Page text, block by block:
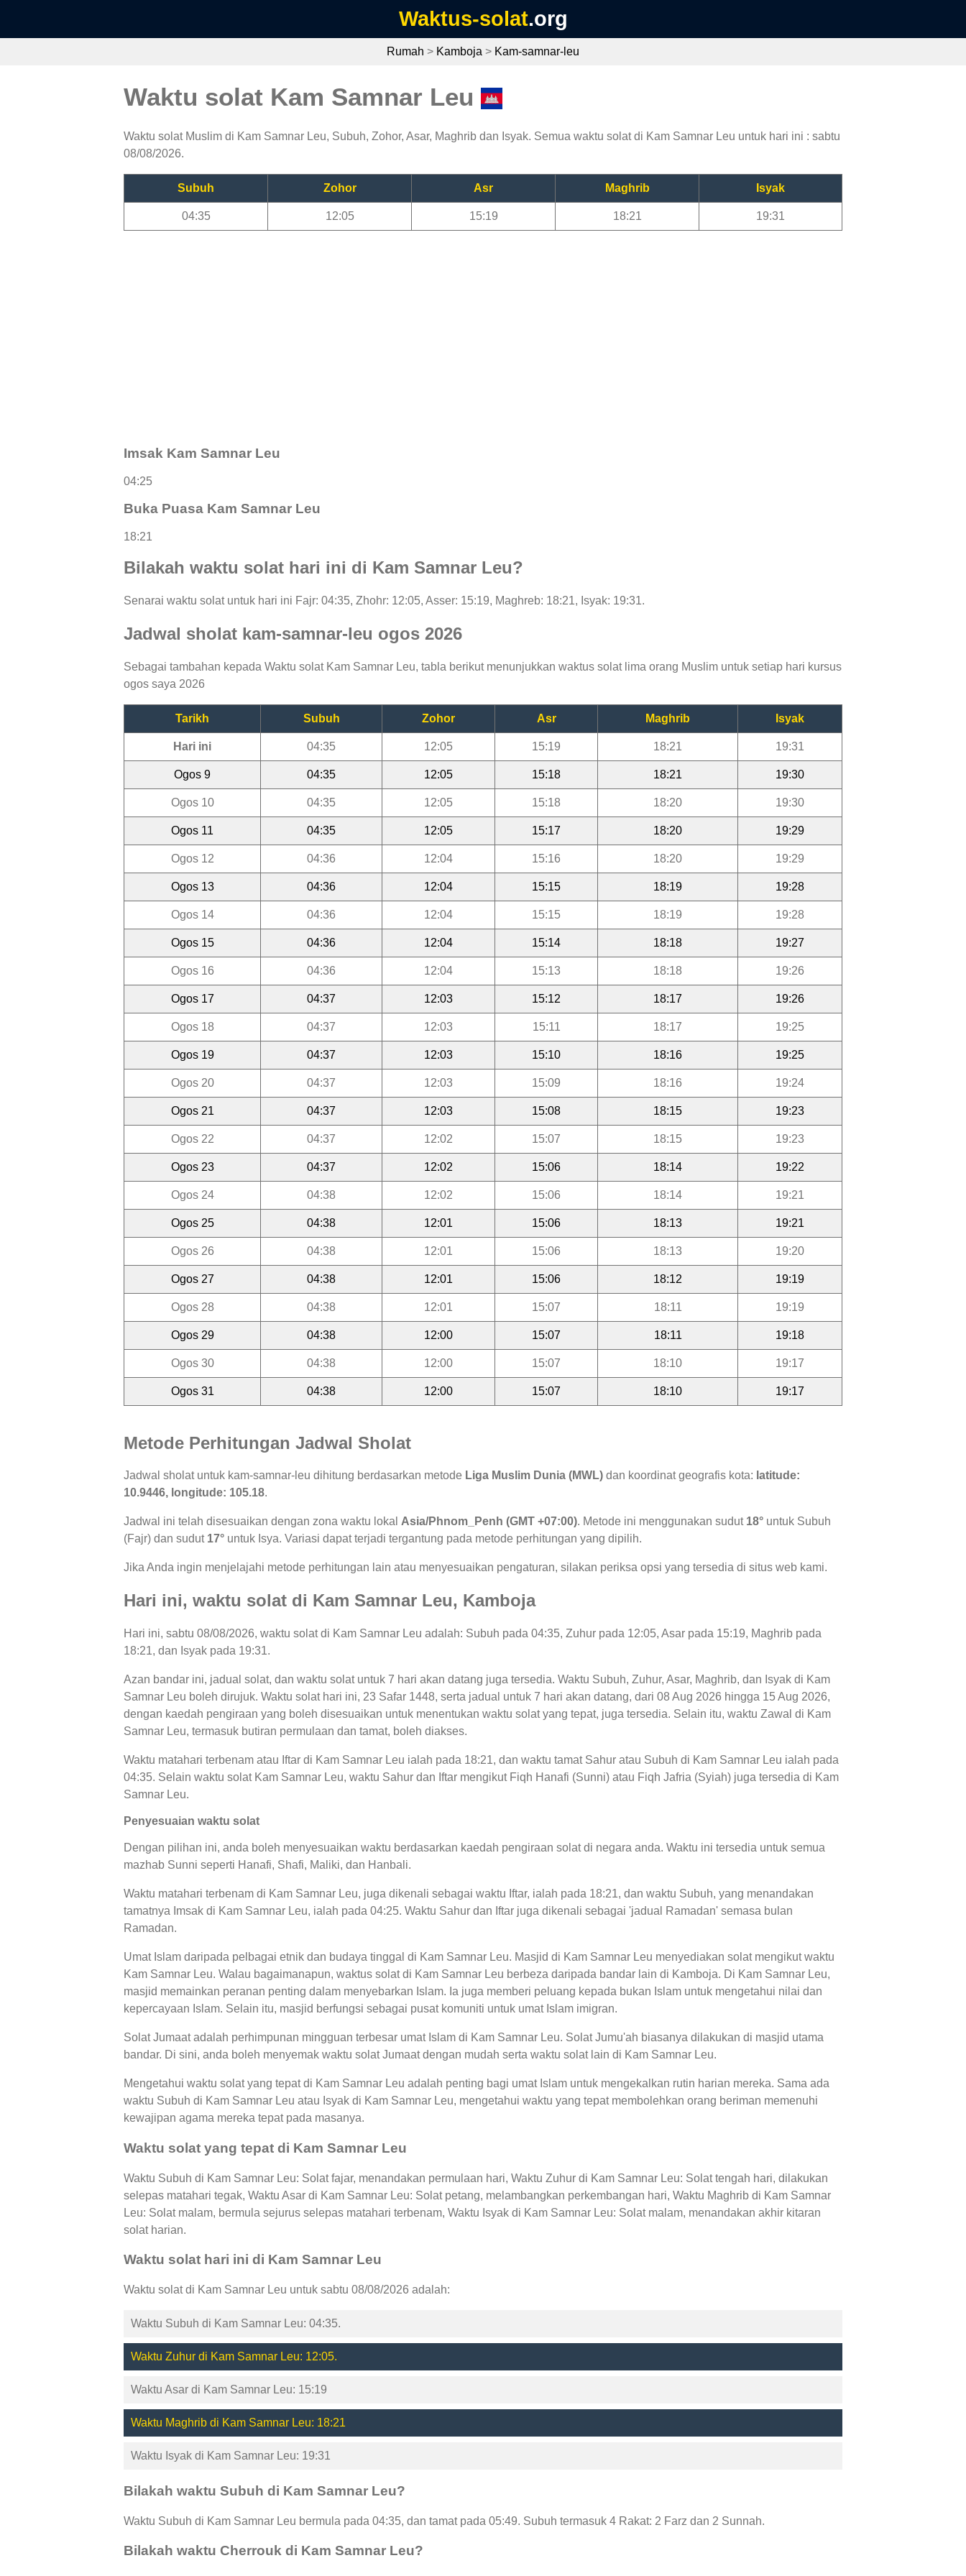
Waktus-solat.org
Rumah > Kamboja > Kam-samnar-leu
Waktu solat Kam Samnar Leu
Waktu solat Muslim di Kam Samnar Leu, Subuh, Zohor, Asar, Maghrib dan Isyak. Semua waktu solat di Kam Samnar Leu untuk hari ini : sabtu
08/08/2026.
Subuh Zohor Asr Maghrib Isyak
04:35 12:05 15:19 18:21 19:31
Imsak Kam Samnar Leu
04:25
Buka Puasa Kam Samnar Leu
18:21
Bilakah waktu solat hari ini di Kam Samnar Leu?
Senarai waktu solat untuk hari ini Fajr: 04:35, Zhohr: 12:05, Asser: 15:19, Maghreb: 18:21, Isyak: 19:31.
Jadwal sholat kam-samnar-leu ogos 2026
Sebagai tambahan kepada Waktu solat Kam Samnar Leu, tabla berikut menunjukkan waktus solat lima orang Muslim untuk setiap hari kursus
ogos saya 2026
Tarikh Subuh Zohor Asr Maghrib Isyak
Hari ini 04:35 12:05 15:19 18:21 19:31
Ogos 9 04:35 12:05 15:18 18:21 19:30
Ogos 10 04:35 12:05 15:18 18:20 19:30
Ogos 11 04:35 12:05 15:17 18:20 19:29
Ogos 12 04:36 12:04 15:16 18:20 19:29
Ogos 13 04:36 12:04 15:15 18:19 19:28
Ogos 14 04:36 12:04 15:15 18:19 19:28
Ogos 15 04:36 12:04 15:14 18:18 19:27
Ogos 16 04:36 12:04 15:13 18:18 19:26
Ogos 17 04:37 12:03 15:12 18:17 19:26
Ogos 18 04:37 12:03 15:11 18:17 19:25
Ogos 19 04:37 12:03 15:10 18:16 19:25
Ogos 20 04:37 12:03 15:09 18:16 19:24
Ogos 21 04:37 12:03 15:08 18:15 19:23
Ogos 22 04:37 12:02 15:07 18:15 19:23
Ogos 23 04:37 12:02 15:06 18:14 19:22
Ogos 24 04:38 12:02 15:06 18:14 19:21
Ogos 25 04:38 12:01 15:06 18:13 19:21
Ogos 26 04:38 12:01 15:06 18:13 19:20
Ogos 27 04:38 12:01 15:06 18:12 19:19
Ogos 28 04:38 12:01 15:07 18:11 19:19
Ogos 29 04:38 12:00 15:07 18:11 19:18
Ogos 30 04:38 12:00 15:07 18:10 19:17
Ogos 31 04:38 12:00 15:07 18:10 19:17
Metode Perhitungan Jadwal Sholat
Jadwal sholat untuk kam-samnar-leu dihitung berdasarkan metode Liga Muslim Dunia (MWL) dan koordinat geografis kota: latitude:
10.9446, longitude: 105.18.
Jadwal ini telah disesuaikan dengan zona waktu lokal Asia/Phnom_Penh (GMT +07:00). Metode ini menggunakan sudut 18° untuk Subuh
(Fajr) dan sudut 17° untuk Isya. Variasi dapat terjadi tergantung pada metode perhitungan yang dipilih.
Jika Anda ingin menjelajahi metode perhitungan lain atau menyesuaikan pengaturan, silakan periksa opsi yang tersedia di situs web kami.
Hari ini, waktu solat di Kam Samnar Leu, Kamboja
Hari ini, sabtu 08/08/2026, waktu solat di Kam Samnar Leu adalah: Subuh pada 04:35, Zuhur pada 12:05, Asar pada 15:19, Maghrib pada
18:21, dan Isyak pada 19:31.
Azan bandar ini, jadual solat, dan waktu solat untuk 7 hari akan datang juga tersedia. Waktu Subuh, Zuhur, Asar, Maghrib, dan Isyak di Kam
Samnar Leu boleh dirujuk. Waktu solat hari ini, 23 Safar 1448, serta jadual untuk 7 hari akan datang, dari 08 Aug 2026 hingga 15 Aug 2026,
dengan kaedah pengiraan yang boleh disesuaikan untuk menentukan waktu solat yang tepat, juga tersedia. Selain itu, waktu Zawal di Kam
Samnar Leu, termasuk butiran permulaan dan tamat, boleh diakses.
Waktu matahari terbenam atau Iftar di Kam Samnar Leu ialah pada 18:21, dan waktu tamat Sahur atau Subuh di Kam Samnar Leu ialah pada
04:35. Selain waktu solat Kam Samnar Leu, waktu Sahur dan Iftar mengikut Fiqh Hanafi (Sunni) atau Fiqh Jafria (Syiah) juga tersedia di Kam
Samnar Leu.
Penyesuaian waktu solat
Dengan pilihan ini, anda boleh menyesuaikan waktu berdasarkan kaedah pengiraan solat di negara anda. Waktu ini tersedia untuk semua
mazhab Sunni seperti Hanafi, Shafi, Maliki, dan Hanbali.
Waktu matahari terbenam di Kam Samnar Leu, juga dikenali sebagai waktu Iftar, ialah pada 18:21, dan waktu Subuh, yang menandakan
tamatnya Imsak di Kam Samnar Leu, ialah pada 04:25. Waktu Sahur dan Iftar juga dikenali sebagai 'jadual Ramadan' semasa bulan
Ramadan.
Umat Islam daripada pelbagai etnik dan budaya tinggal di Kam Samnar Leu. Masjid di Kam Samnar Leu menyediakan solat mengikut waktu
Kam Samnar Leu. Walau bagaimanapun, waktus solat di Kam Samnar Leu berbeza daripada bandar lain di Kamboja. Di Kam Samnar Leu,
masjid memainkan peranan penting dalam menyebarkan Islam. Ia juga memberi peluang kepada bukan Islam untuk mengetahui nilai dan
kepercayaan Islam. Selain itu, masjid berfungsi sebagai pusat komuniti untuk umat Islam imigran.
Solat Jumaat adalah perhimpunan mingguan terbesar umat Islam di Kam Samnar Leu. Solat Jumu'ah biasanya dilakukan di masjid utama
bandar. Di sini, anda boleh menyemak waktu solat Jumaat dengan mudah serta waktu solat lain di Kam Samnar Leu.
Mengetahui waktu solat yang tepat di Kam Samnar Leu adalah penting bagi umat Islam untuk mengekalkan rutin harian mereka. Sama ada
waktu Subuh di Kam Samnar Leu atau Isyak di Kam Samnar Leu, mengetahui waktu yang tepat membolehkan orang beriman memenuhi
kewajipan agama mereka tepat pada masanya.
Waktu solat yang tepat di Kam Samnar Leu
Waktu Subuh di Kam Samnar Leu: Solat fajar, menandakan permulaan hari, Waktu Zuhur di Kam Samnar Leu: Solat tengah hari, dilakukan
selepas matahari tegak, Waktu Asar di Kam Samnar Leu: Solat petang, melambangkan perkembangan hari, Waktu Maghrib di Kam Samnar
Leu: Solat malam, bermula sejurus selepas matahari terbenam, Waktu Isyak di Kam Samnar Leu: Solat malam, menandakan akhir kitaran
solat harian.
Waktu solat hari ini di Kam Samnar Leu
Waktu solat di Kam Samnar Leu untuk sabtu 08/08/2026 adalah:
Waktu Subuh di Kam Samnar Leu: 04:35.
Waktu Zuhur di Kam Samnar Leu: 12:05.
Waktu Asar di Kam Samnar Leu: 15:19
Waktu Maghrib di Kam Samnar Leu: 18:21
Waktu Isyak di Kam Samnar Leu: 19:31
Bilakah waktu Subuh di Kam Samnar Leu?
Waktu Subuh di Kam Samnar Leu bermula pada 04:35, dan tamat pada 05:49. Subuh termasuk 4 Rakat: 2 Farz dan 2 Sunnah.
Bilakah waktu Cherrouk di Kam Samnar Leu?